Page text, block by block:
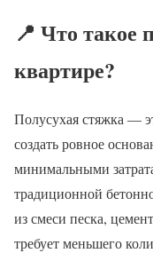
📍 Что такое
квартире?
Полусухая стяжка —
создать ровное
минимальными
традиционной
из смеси песка,
требует меньшего